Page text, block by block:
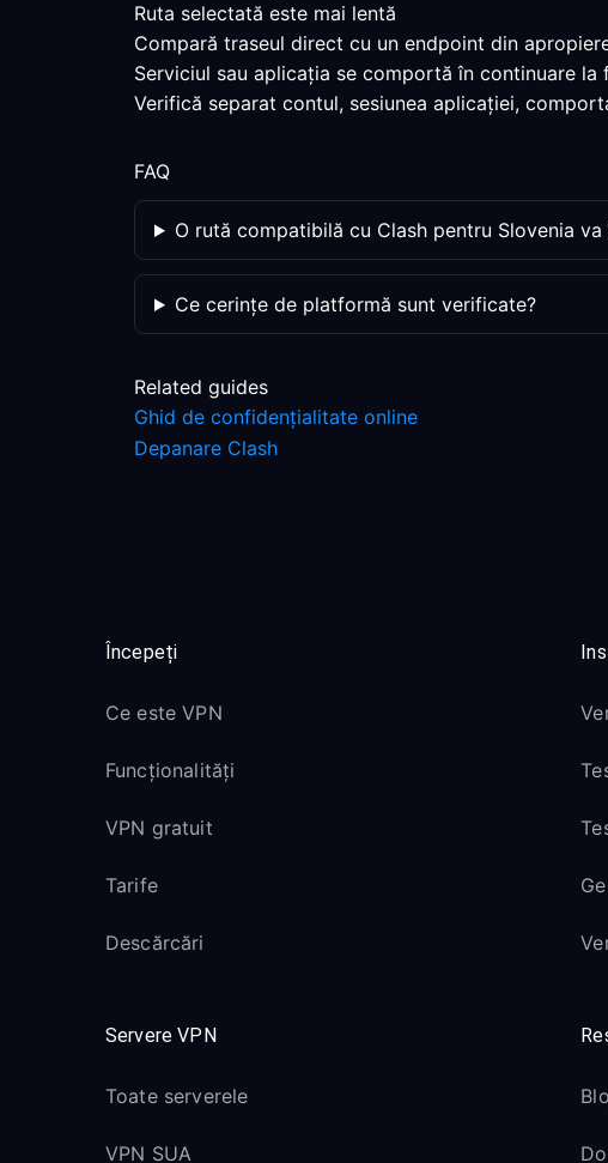
Ruta selectată este mai lentă
Compară traseul direct cu un endpoint din
Serviciul sau aplicația se comportă în continuare la
Verifică separat contul, sesiunea aplicației,
FAQ
O rută compatibilă cu Clash pentru Slovenia
Ce cerințe de platformă sunt verificate?
Related guides
Ghid de confidențialitate online
Depanare Clash
Începeți
Ce este VPN
Funcționalități
VPN gratuit
Tarife
Descărcări
Servere VPN
Toate serverele
VPN SUA